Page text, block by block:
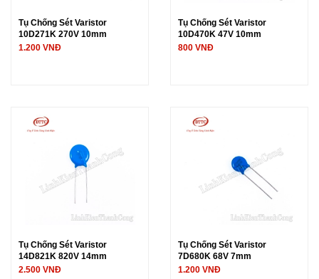
Tụ Chống Sét Varistor
10D271K 270V 10mm
1.200 VNĐ
Tụ Chống Sét Varistor
10D470K 47V 10mm
800 VNĐ
Tụ Chống Sét Varistor
14D821K 820V 14mm
2.500 VNĐ
Tụ Chống Sét Varistor
7D680K 68V 7mm
1.200 VNĐ